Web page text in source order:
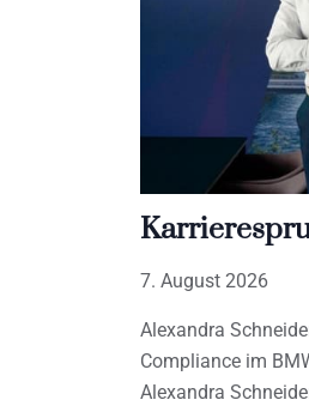
7. August 2026
Alexandra
Compliance im
Alexandra